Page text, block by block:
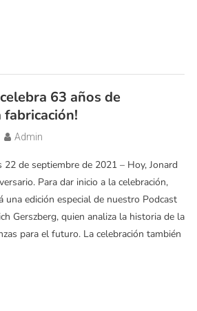
63 años de
fabricación!
Admin
22 de septiembre de 2021 – Hoy, Jonard
Para dar inicio a la celebración,
una edición especial de nuestro Podcast
Gerszberg, quien analiza la historia de la
para el futuro. La celebración también